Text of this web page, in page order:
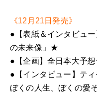
《12月21日発売》
●【表紙＆インタビュ
の未来像」 ★
●【企画】全日本大予想
●【インタビュー】テ
ぼくの人生、ぼくの愛